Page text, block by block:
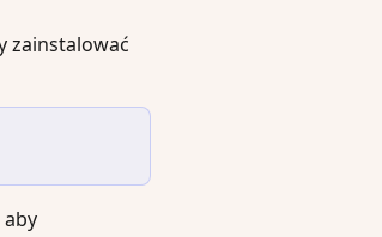
zainstalować
aby